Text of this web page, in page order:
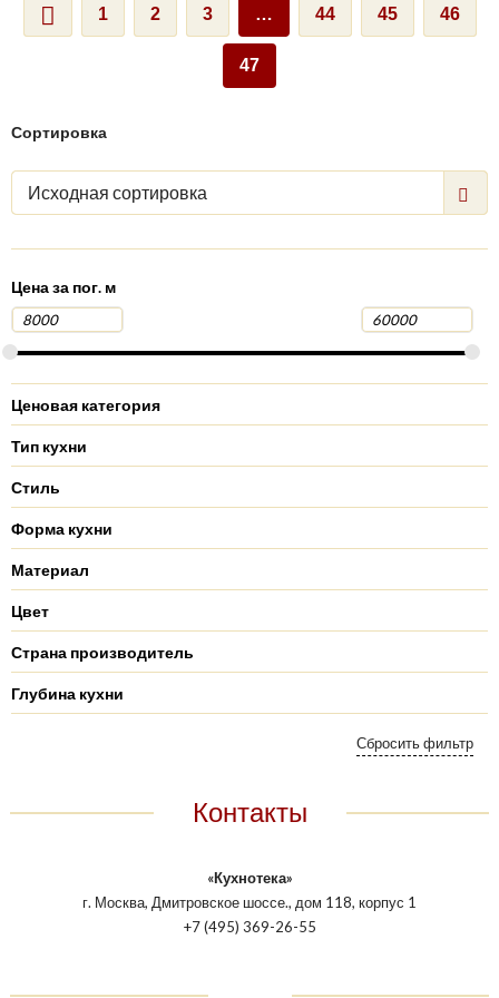
1 2 3 … 44 45 46
47
Сортировка
Исходная сортировка
Цена за пог. м
Ценовая категория
Тип кухни
Стиль
Форма кухни
Материал
Цвет
Страна производитель
Глубина кухни
Контакты
«Кухнотека»
г. Москва, Дмитровское шоссе., дом 118, корпус 1
+7 (495) 369-26-55